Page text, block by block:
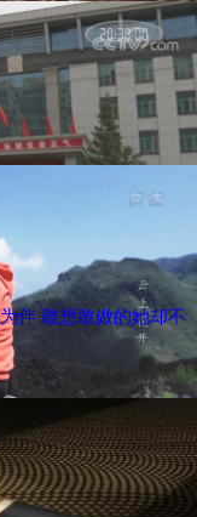
伴 敢想敢做的她却不